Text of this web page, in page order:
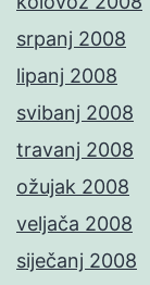
srpanj 2008
lipanj 2008
svibanj 2008
travanj 2008
ožujak 2008
veljača 2008
siječanj 2008